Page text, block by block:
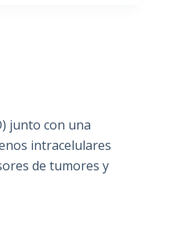
junto con una
intracelulares
de tumores y